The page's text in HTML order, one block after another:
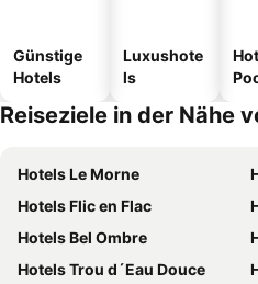
Günstige
Hotels
Luxushote
ls
Reiseziele in der Nähe
Hotels Le Morne
Hotels Flic en Flac
Hotels Bel Ombre
Hotels Trou d´Eau Douce